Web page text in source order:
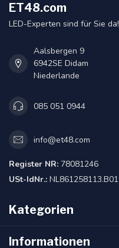
ET48.com
LED-Experten sind für Sie da!
Aalsbergen 9
6942SE Didam
Niederlande
085 051 0944
info@et48.com
Register NR: 78081246
USt-IdNr.: NL861258113.B01
Kategorien
Informationen